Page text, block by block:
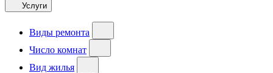
Услуги
Виды ремонта
Число комнат
Вид жилья